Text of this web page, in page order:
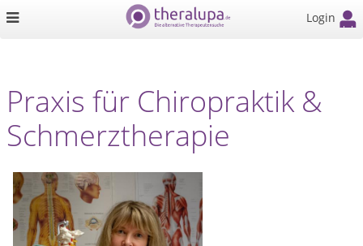
Login
Praxis für Chiropraktik &
Schmerztherapie